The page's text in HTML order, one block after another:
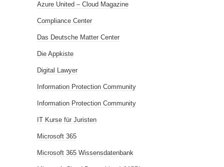
Azure United – Cloud Magazine
Compliance Center
Das Deutsche Matter Center
Die Appkiste
Digital Lawyer
Information Protection Community
Information Protection Community
IT Kurse für Juristen
Microsoft 365
Microsoft 365 Wissensdatenbank